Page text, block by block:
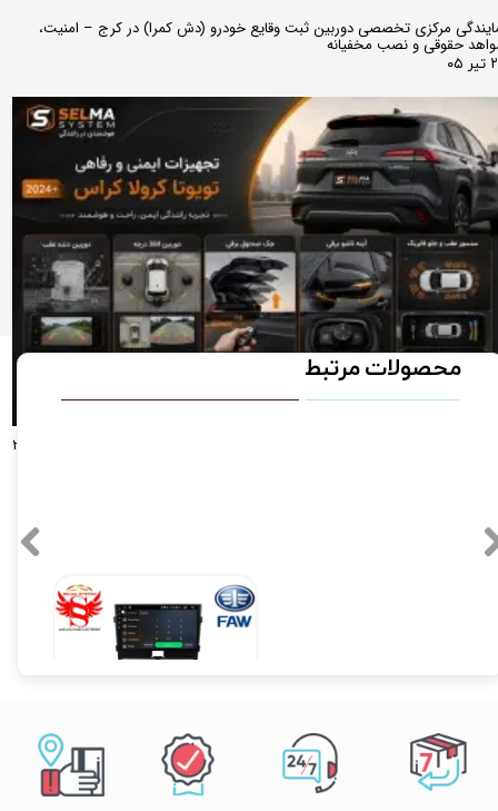
مرکزی تخصصی دوربین ثبت وقایع خودرو (دش کمرا) در کرج – امنیت،
حقوقی و نصب مخفیانه
راهنمای جامع آپشن‌های تخصصی تویوتا کرولا کراس لوین راو4(مدل‌های ۲۰۲۴، ۲۰۲۵
دوربین ۳۶۰ درجه خودرو؛ چشمی باز برای ایمنی و آرامش شما | سلما سیستم، مرکز
فروش نصب و تعمیرات در کرج و تهران
محصولات مرتبط
مانیتور فابریک اندروید بسترن B30 فولتاچ سری AP
۱۴,۹۰۰,۰۰۰ تومان